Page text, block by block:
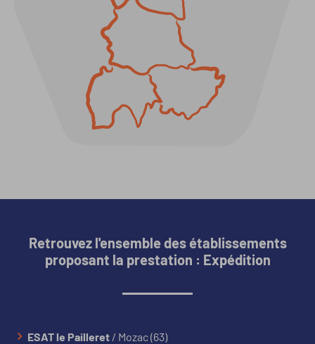
Retrouvez l'ensemble des établissements
proposant la prestation : Expédition
ESAT le Pailleret / Mozac (63)